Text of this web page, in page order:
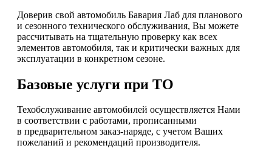
Доверив свой автомобиль Бавария Лаб для планового
и сезонного технического обслуживания, Вы можете
рассчитывать на тщательную проверку как всех
элементов автомобиля, так и критически важных для
эксплуатации в конкретном сезоне.
Базовые услуги при ТО
Техобслуживание автомобилей осуществляется Нами
в соответствии с работами, прописанными
в предварительном заказ-наряде, с учетом Ваших
пожеланий и рекомендаций производителя.